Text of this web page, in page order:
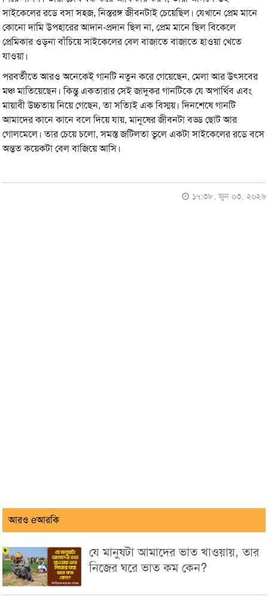
সাইকেলের রডে বসা সহজ, নিস্তরঙ্গ জীবনটাই চেয়েছিল। যেখানে প্রেম মানে
কোনো দামি উপহারের আদান-প্রদান ছিল না, প্রেম মানে ছিল বিকেলে
প্রেমিকার ওড়না বাঁচিয়ে সাইকেলের বেল বাজাতে বাজাতে হাওয়া খেতে
যাওয়া।
পরবর্তীতে আরও অনেকেই গানটি নতুন করে গেয়েছেন, মেলা আর উৎসবের
মঞ্চ মাতিয়েছেন। কিন্তু একতারার সেই জাদুকর গানটিকে যে অপার্থিব এবং
মায়াবী উচ্চতায় নিয়ে গেছেন, তা সত্যিই এক বিস্ময়। দিনশেষে গানটি
আমাদের কানে কানে বলে দিয়ে যায়, মানুষের জীবনটা বড্ড ছোট আর
গোলমেলে। তার চেয়ে চলো, সমস্ত জটিলতা ভুলে একটা সাইকেলের রডে বসে
অন্তত কয়েকটা বেল বাজিয়ে আসি।
১৭:৩৮, জুন ০৩, ২০২৬
আরও eআরকি
যে মানুষটা আমাদের ভাত খাওয়ায়, তার
নিজের ঘরে ভাত কম কেন?